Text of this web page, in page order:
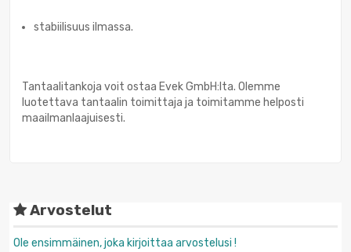
stabiilisuus ilmassa.
Tantaalitankoja voit ostaa Evek GmbH:lta. Olemme
luotettava tantaalin toimittaja ja toimitamme helposti
maailmanlaajuisesti.
Arvostelut
Ole ensimmäinen, joka kirjoittaa arvostelusi !